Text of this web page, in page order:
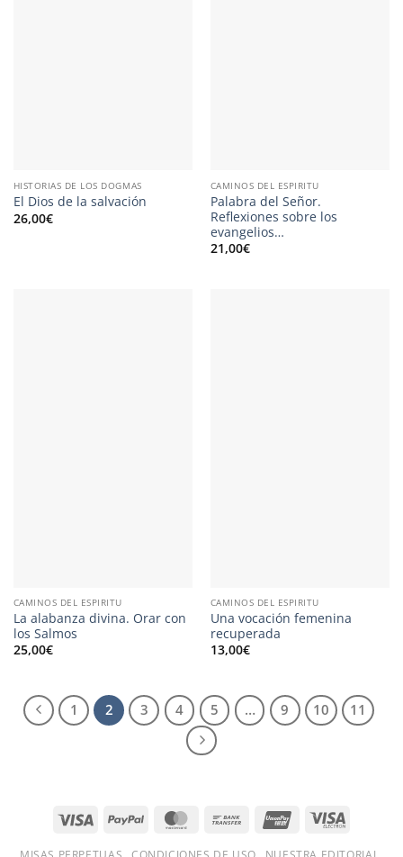
HISTORIAS DE LOS DOGMAS
El Dios de la salvación
26,00€
CAMINOS DEL ESPIRITU
Palabra del Señor.
Reflexiones sobre los
evangelios…
21,00€
CAMINOS DEL ESPIRITU
La alabanza divina. Orar con
los Salmos
25,00€
CAMINOS DEL ESPIRITU
Una vocación femenina
recuperada
13,00€
1 2 3 4 5 … 9 10 11
Visa PayPal MasterCardBank
UnionPayVisa